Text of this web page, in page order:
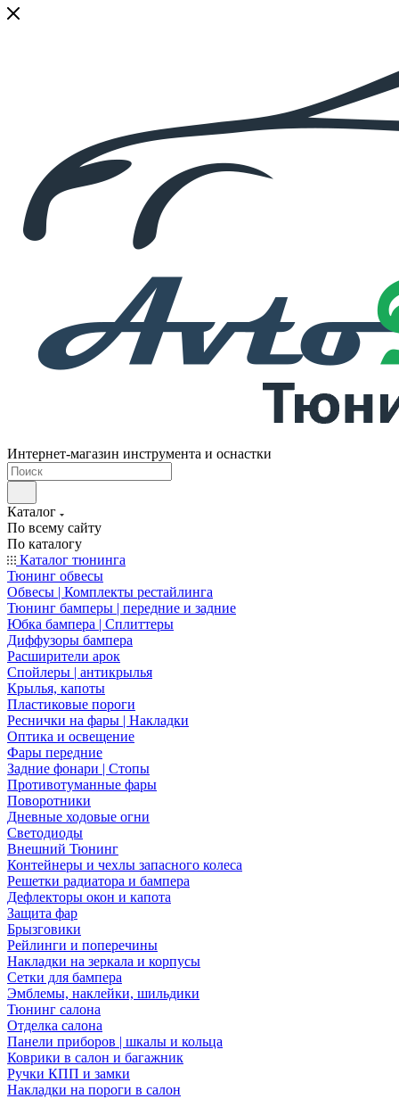
Интернет-магазин инструмента и оснастки
Каталог
По всему сайту
По каталогу
Каталог тюнинга
Тюнинг обвесы
Обвесы | Комплекты рестайлинга
Тюнинг бамперы | передние и задние
Юбка бампера | Сплиттеры
Диффузоры бампера
Расширители арок
Спойлеры | антикрылья
Крылья, капоты
Пластиковые пороги
Реснички на фары | Накладки
Оптика и освещение
Фары передние
Задние фонари | Стопы
Противотуманные фары
Поворотники
Дневные ходовые огни
Светодиоды
Внешний Тюнинг
Контейнеры и чехлы запасного колеса
Решетки радиатора и бампера
Дефлекторы окон и капота
Защита фар
Брызговики
Рейлинги и поперечины
Накладки на зеркала и корпусы
Сетки для бампера
Эмблемы, наклейки, шильдики
Тюнинг салона
Отделка салона
Панели приборов | шкалы и кольца
Коврики в салон и багажник
Ручки КПП и замки
Накладки на пороги в салон